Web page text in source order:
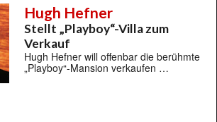
Hugh Hefner
Stellt „Playboy“-Villa zum
Verkauf
Hugh Hefner will offenbar die berühmte
„Playboy“-Mansion verkaufen …